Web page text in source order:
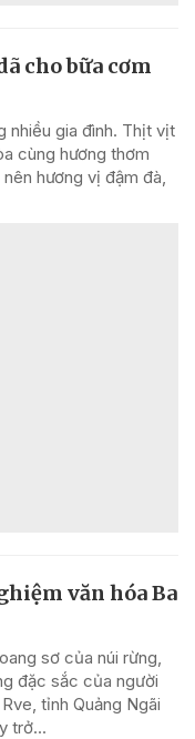
cho bữa cơm
nhiều gia đình. Thịt vịt
cùng hương thơm
hương vị đậm đà,
văn hóa Ba
sơ của núi rừng,
đặc sắc của người
tỉnh Quảng Ngãi
trở...